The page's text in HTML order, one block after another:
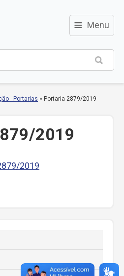
≡ Menu
- Portarias » Portaria 2879/2019
2019
2019